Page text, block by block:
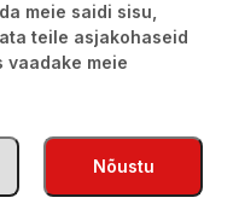
meie saidi sisu,
teile asjakohaseid
vaadake meie
Nõustu